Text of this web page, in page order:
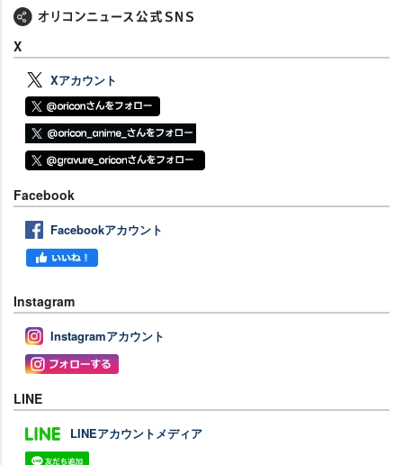
X
Xアカウント
Facebook
Facebookアカウント
Instagram
Instagramアカウント
LINE
LINEアカウントメディア